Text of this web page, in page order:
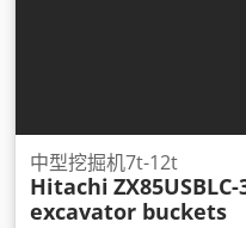
中型挖掘机7t-12t
Hitachi
excavator buckets